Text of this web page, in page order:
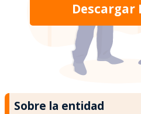
Descargar
Sobre la entidad